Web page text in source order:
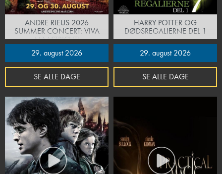
ANDRE RIEUS 2026
SUMMER CONCERT: VIVA
MAASTRICHT!
29. august 2026
SE ALLE DAGE
HARRY POTTER OG
DØDSREGALIERNE DEL 1
29. august 2026
SE ALLE DAGE